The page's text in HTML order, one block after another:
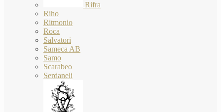
Rifra
Riho
Ritmonio
Roca
Salvatori
Sameca AB
Samo
Scarabeo
Serdaneli